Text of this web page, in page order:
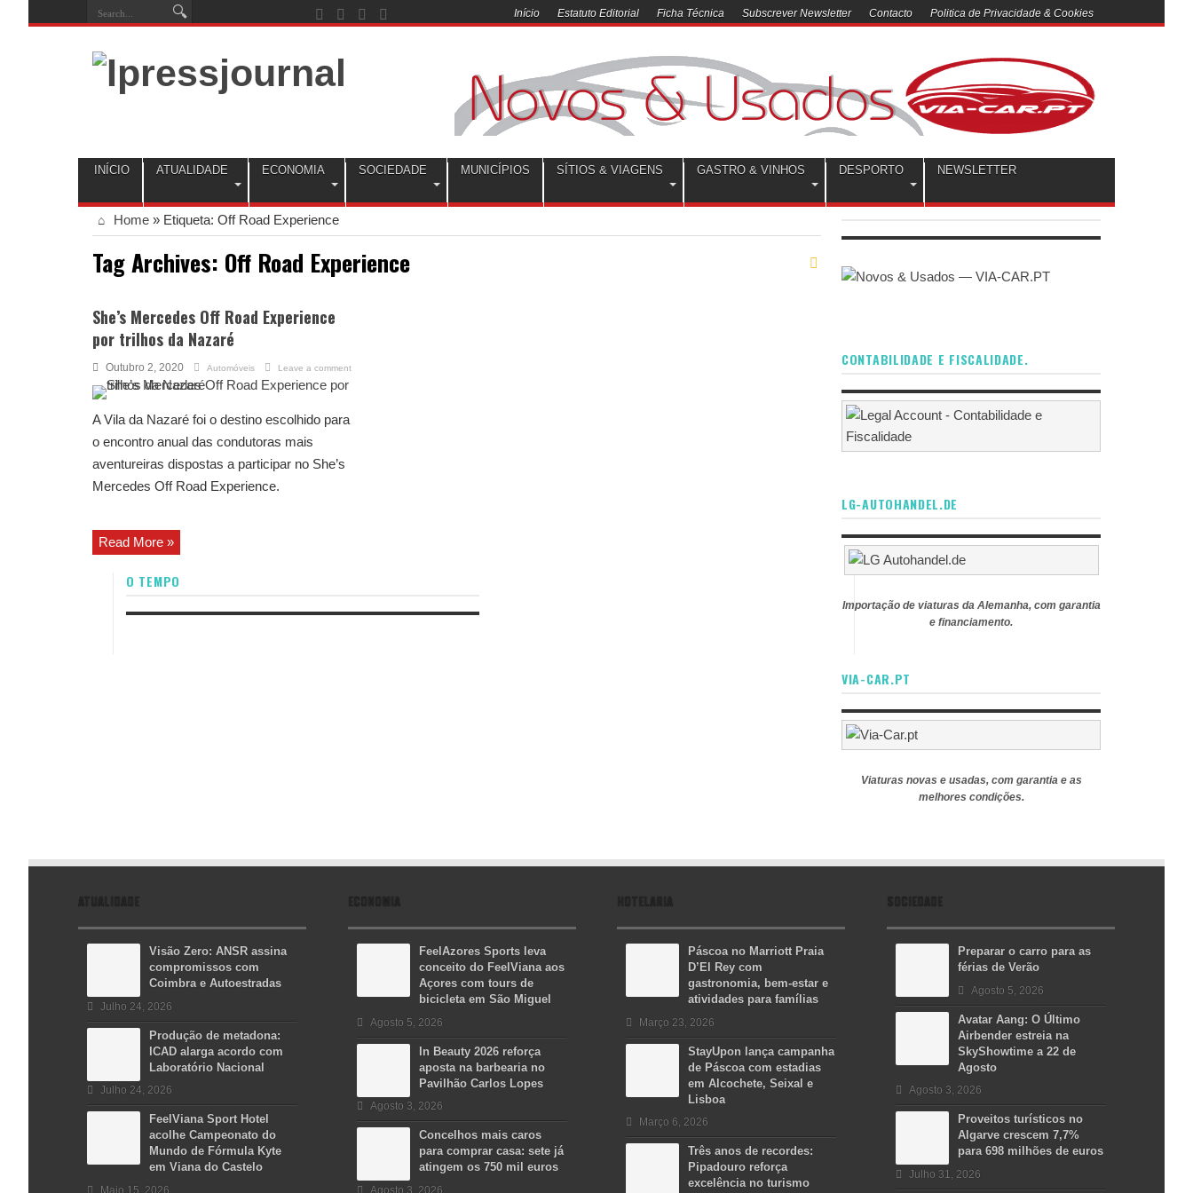
Início Estatuto Editorial Ficha Técnica Subscrever Newsletter Contacto Politica de Privacidade & Cookies
INÍCIO ATUALIDADE ECONOMIA SOCIEDADE MUNICÍPIOS SÍTIOS & VIAGENS GASTRO & VINHOS DESPORTO NEWSLETTER
Home » Etiqueta: Off Road Experience
Tag Archives: Off Road Experience
She’s Mercedes Off Road Experience
por trilhos da Nazaré
Outubro 2, 2020 Automóveis Leave a comment
A Vila da Nazaré foi o destino escolhido para
o encontro anual das condutoras mais
aventureiras dispostas a participar no She’s
Mercedes Off Road Experience.
Read More »
O TEMPO
CONTABILIDADE E FISCALIDADE.
LG-AUTOHANDEL.DE
Importação de viaturas da Alemanha, com garantia
e financiamento.
VIA-CAR.PT
Viaturas novas e usadas, com garantia e as
melhores condições.
ATUALIDADE
Visão Zero: ANSR assina
compromissos com
Coimbra e Autoestradas
Julho 24, 2026
Produção de metadona:
ICAD alarga acordo com
Laboratório Nacional
Julho 24, 2026
FeelViana Sport Hotel
acolhe Campeonato do
Mundo de Fórmula Kyte
em Viana do Castelo
Maio 15, 2026
ECONOMIA
FeelAzores Sports leva
conceito do FeelViana aos
Açores com tours de
bicicleta em São Miguel
Agosto 5, 2026
In Beauty 2026 reforça
aposta na barbearia no
Pavilhão Carlos Lopes
Agosto 3, 2026
Concelhos mais caros
para comprar casa: sete já
atingem os 750 mil euros
Agosto 3, 2026
HOTELARIA
Páscoa no Marriott Praia
D’El Rey com
gastronomia, bem-estar e
atividades para famílias
Março 23, 2026
StayUpon lança campanha
de Páscoa com estadias
em Alcochete, Seixal e
Lisboa
Março 6, 2026
Três anos de recordes:
Pipadouro reforça
excelência no turismo
SOCIEDADE
Preparar o carro para as
férias de Verão
Agosto 5, 2026
Avatar Aang: O Último
Airbender estreia na
SkyShowtime a 22 de
Agosto
Agosto 3, 2026
Proveitos turísticos no
Algarve crescem 7,7%
para 698 milhões de euros
Julho 31, 2026